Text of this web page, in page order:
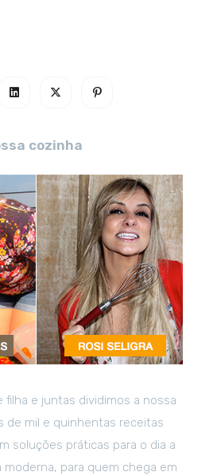
cozinha
filha e juntas dividimos a nossa
de mil e quinhentas receitas
soluções práticas para o dia a
moderna, para quem chega em